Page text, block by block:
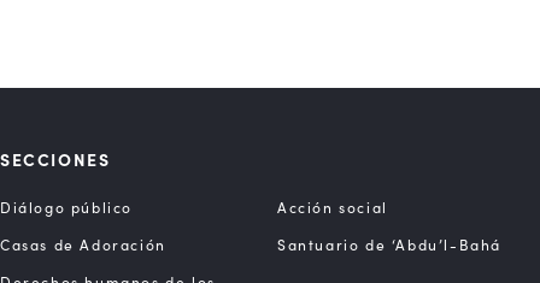
SECCIONES
Diálogo público
Acción social
Casas de Adoración
Santuario de ‘Abdu’l-Bahá